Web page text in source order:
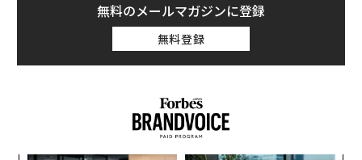
無料のメールマガジンに登録
無料登録